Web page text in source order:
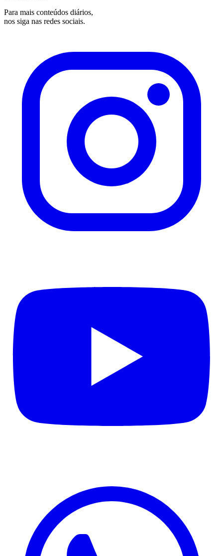
Para mais conteúdos diários,
nos siga nas redes sociais.